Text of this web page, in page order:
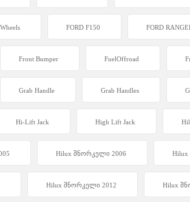
FORD F150 FORD
Front Bumper FuelOffroad
Grab Handle Grab Handles
Hi-Lift Jack High Lift Jack
Hilux შნორკელი 2006
Hilux შნორკელი 2012 Hilux